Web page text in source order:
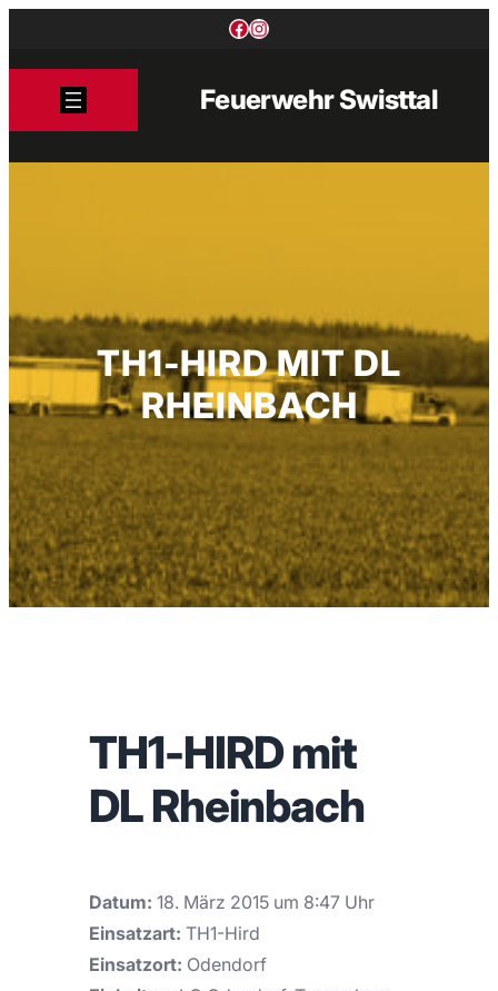
Facebook
Instagram
Feuerwehr Swisttal
TH1-HIRD MIT DL
RHEINBACH
TH1-HIRD mit
DL Rheinbach
Datum: 18. März 2015 um 8:47 Uhr
Einsatzart: TH1-Hird
Einsatzort: Odendorf